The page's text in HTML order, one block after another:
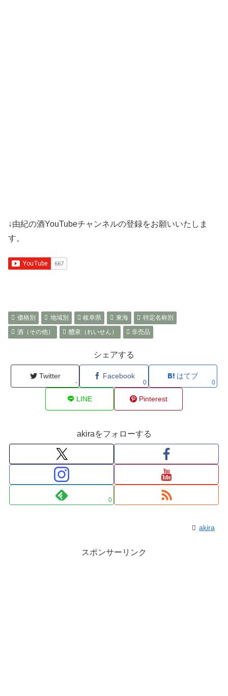
↓由紀の酒YouTubeチャンネルの登録をお願いいたしま
す。
価格別 地域別 岐阜県 東海
特定名称別
酒（その他）
醴泉（れいせん） 非売品
シェアする
Twitter
-
Facebook
0
はてブ
0
LINE Pinterest
akiraをフォローする
0
akira
スポンサーリンク